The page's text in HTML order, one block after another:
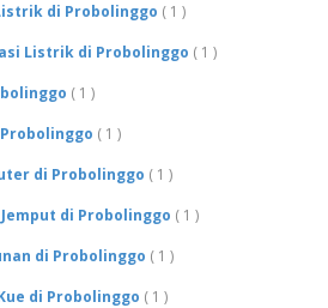
di Probolinggo ( 1 )
Listrik di Probolinggo ( 1 )
( 1 )
( 1 )
di Probolinggo ( 1 )
di Probolinggo ( 1 )
di Probolinggo ( 1 )
di Probolinggo ( 1 )